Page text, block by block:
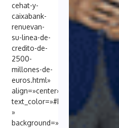
cehat-y-
caixabank-
renuevan-
su-linea-de-
credito-de-
2500-
millones-de-
euros.html»
align=»center»
text_color=»#FFFFFF
»
background=»#6EB48C»